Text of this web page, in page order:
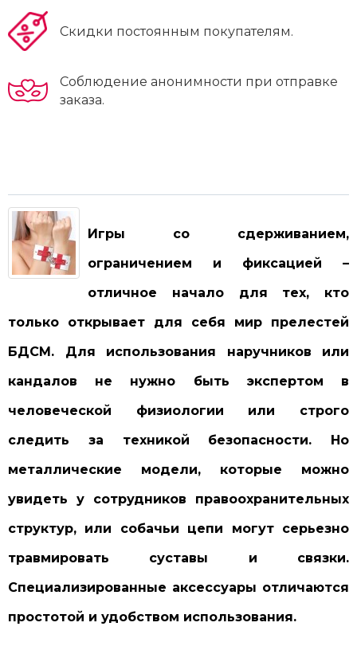
Скидки постоянным покупателям.
Соблюдение анонимности при отправке
заказа.
Игры со сдерживанием,
ограничением и фиксацией –
отличное начало для тех, кто
только открывает для себя мир прелестей
БДСМ. Для использования наручников или
кандалов не нужно быть экспертом в
человеческой физиологии или строго
следить за техникой безопасности. Но
металлические модели, которые можно
увидеть у сотрудников правоохранительных
структур, или собачьи цепи могут серьезно
травмировать суставы и связки.
Специализированные аксессуары отличаются
простотой и удобством использования.